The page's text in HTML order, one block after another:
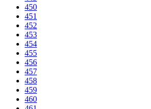
450
451
452
453
454
455
456
457
458
459
460